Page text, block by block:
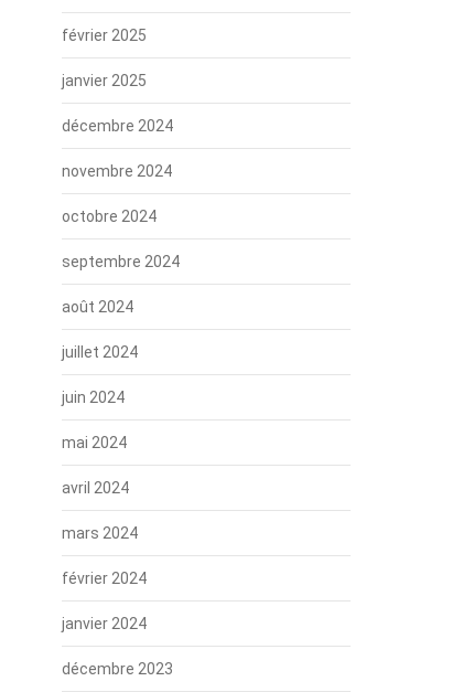
février 2025
janvier 2025
décembre 2024
novembre 2024
octobre 2024
septembre 2024
août 2024
juillet 2024
juin 2024
mai 2024
avril 2024
mars 2024
février 2024
janvier 2024
décembre 2023